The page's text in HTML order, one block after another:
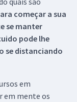
começar a sua
se manter
pode lhe
se distanciando
em
em mente os